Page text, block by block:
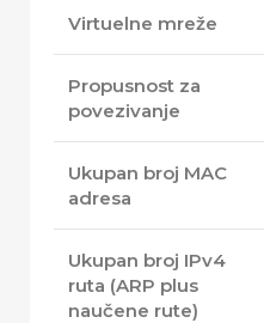
Virtuelne mreže
Propusnost za
povezivanje
Ukupan broj MAC
adresa
Ukupan broj IPv4
ruta (ARP plus
naučene rute)